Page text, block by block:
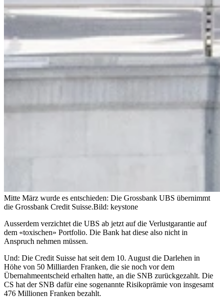
Mitte März wurde es entschieden: Die Grossbank UBS übernimmt
die Grossbank Credit Suisse.Bild: keystone
Ausserdem verzichtet die UBS ab jetzt auf die Verlustgarantie auf
dem «toxischen» Portfolio. Die Bank hat diese also nicht in
Anspruch nehmen müssen.
Und: Die Credit Suisse hat seit dem 10. August die Darlehen in
Höhe von 50 Milliarden Franken, die sie noch vor dem
Übernahmeentscheid erhalten hatte, an die SNB zurückgezahlt. Die
CS hat der SNB dafür eine sogenannte Risikoprämie von insgesamt
476 Millionen Franken bezahlt.